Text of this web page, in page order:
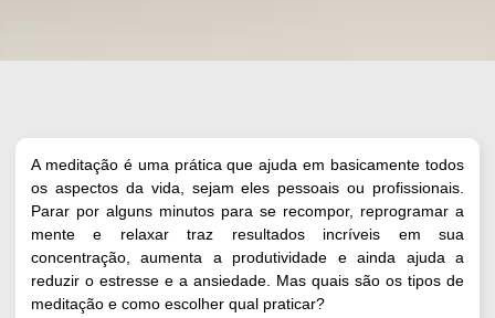
A meditação é uma prática que ajuda em basicamente todos
os aspectos da vida, sejam eles pessoais ou profissionais.
Parar por alguns minutos para se recompor, reprogramar a
mente e relaxar traz resultados incríveis em sua
concentração, aumenta a produtividade e ainda ajuda a
reduzir o estresse e a ansiedade. Mas quais são os tipos de
meditação e como escolher qual praticar?